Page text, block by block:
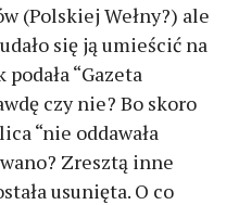
(Polskiej Wełny?) ale
się ją umieścić na
“Gazeta
czy nie? Bo skoro
“nie oddawała
Zresztą inne
usunięta. O co